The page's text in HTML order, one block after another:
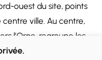
ouest du site, points
ville. Au centre,
l’Orne, regroupe les